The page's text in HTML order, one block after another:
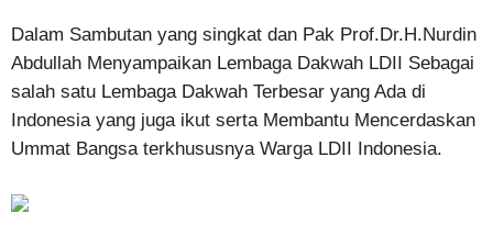
Dalam Sambutan yang singkat dan Pak Prof.Dr.H.Nurdin
Abdullah Menyampaikan Lembaga Dakwah LDII Sebagai
salah satu Lembaga Dakwah Terbesar yang Ada di
Indonesia yang juga ikut serta Membantu Mencerdaskan
Ummat Bangsa terkhususnya Warga LDII Indonesia.